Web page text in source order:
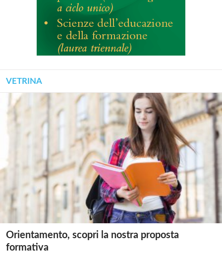
VETRINA
Orientamento, scopri la nostra proposta
formativa